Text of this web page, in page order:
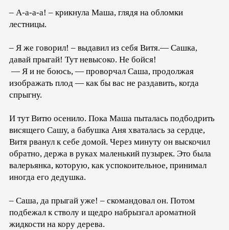
– А-а-а-а! – крикнула Маша, глядя на обломки
лестницы.
– Я же говорил! – выдавил из себя Витя.— Сашка,
давай прыгай! Тут невысоко. Не бойся!
— Я и не боюсь, — проворчал Саша, продолжая
изображать плод — как бы вас не раздавить, когда
спрыгну.
И тут Витю осенило. Пока Маша пыталась подбодрить
висящего Сашу, а бабушка Аня хваталась за сердце,
Витя рванул к себе домой. Через минуту он выскочил
обратно, держа в руках маленький пузырек. Это была
валерьянка, которую, как успокоительное, принимал
иногда его дедушка.
– Саша, да прыгай уже! – скомандовал он. Потом
подбежал к стволу и щедро набрызгал ароматной
жидкости на кору дерева.